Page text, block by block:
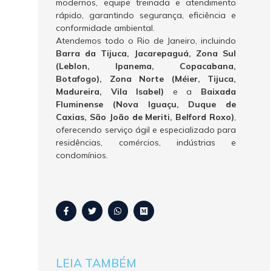
modernos, equipe treinada e atendimento
rápido, garantindo segurança, eficiência e
conformidade ambiental.
Atendemos todo o Rio de Janeiro, incluindo
Barra da Tijuca, Jacarepaguá, Zona Sul
(Leblon, Ipanema, Copacabana,
Botafogo), Zona Norte (Méier, Tijuca,
Madureira, Vila Isabel) e a Baixada
Fluminense (Nova Iguaçu, Duque de
Caxias, São João de Meriti, Belford Roxo),
oferecendo serviço ágil e especializado para
residências, comércios, indústrias e
condomínios.
LEIA TAMBÉM